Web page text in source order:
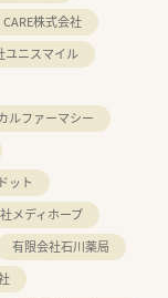
株式会社
ユニスマイル
ルファーマシー
ット
メディホープ
有限会社石川薬局